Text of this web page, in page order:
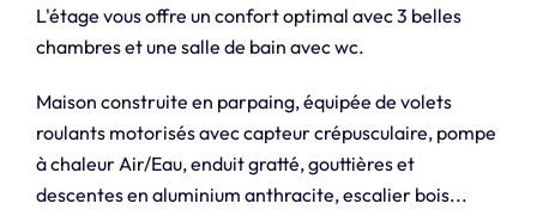
L'étage vous offre un confort optimal avec 3 belles
chambres et une salle de bain avec wc.
Maison construite en parpaing, équipée de volets
roulants motorisés avec capteur crépusculaire, pompe
à chaleur Air/Eau, enduit gratté, gouttières et
descentes en aluminium anthracite, escalier bois...